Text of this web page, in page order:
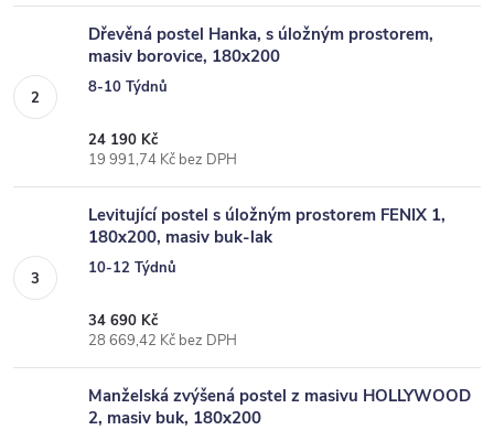
Dřevěná postel Hanka, s úložným prostorem,
masiv borovice, 180x200
8-10 Týdnů
24 190 Kč
19 991,74 Kč bez DPH
Levitující postel s úložným prostorem FENIX 1,
180x200, masiv buk-lak
10-12 Týdnů
34 690 Kč
28 669,42 Kč bez DPH
Manželská zvýšená postel z masivu HOLLYWOOD
2, masiv buk, 180x200